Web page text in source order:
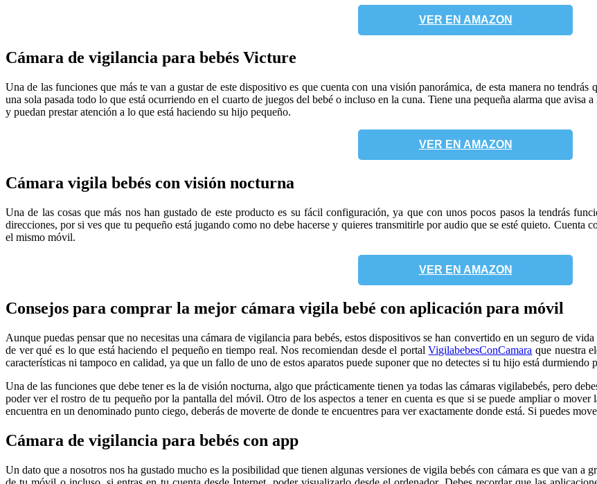
VER EN AMAZON
Cámara de vigilancia para bebés Victure
Una de las funciones que más te van a gustar de este dispositivo es que cuenta con una visión panorámica, de esta manera no
una sola pasada todo lo que está ocurriendo en el cuarto de juegos del bebé o incluso en la cuna. Tiene una pequeña alarma que
y puedan prestar atención a lo que está haciendo su hijo pequeño.
VER EN AMAZON
Cámara vigila bebés con visión nocturna
Una de las cosas que más nos han gustado de este producto es su fácil configuración, ya que con unos pocos pasos la tendrás
direcciones, por si ves que tu pequeño está jugando como no debe hacerse y quieres transmitirle por audio que se esté quieto.
el mismo móvil.
VER EN AMAZON
Consejos para comprar la mejor cámara vigila bebé con aplicación para móvil
Aunque puedas pensar que no necesitas una cámara de vigilancia para bebés, estos dispositivos se han convertido en un seguro de
de ver qué es lo que está haciendo el pequeño en tiempo real. Nos recomiendan desde el portalVigilabebesConCamara que nuestra
características ni tampoco en calidad, ya que un fallo de uno de estos aparatos puede suponer que no detectes si tu hijo está durmiendo
Una de las funciones que debe tener es la de visión nocturna, algo que prácticamente tienen ya todas las cámaras vigilabebés, pero
poder ver el rostro de tu pequeño por la pantalla del móvil. Otro de los aspectos a tener en cuenta es que si se puede ampliar o
encuentra en un denominado punto ciego, deberás de moverte de donde te encuentres para ver exactamente donde está. Si puedes
Cámara de vigilancia para bebés con app
Un dato que a nosotros nos ha gustado mucho es la posibilidad que tienen algunas versiones de vigila bebés con cámara es que van a